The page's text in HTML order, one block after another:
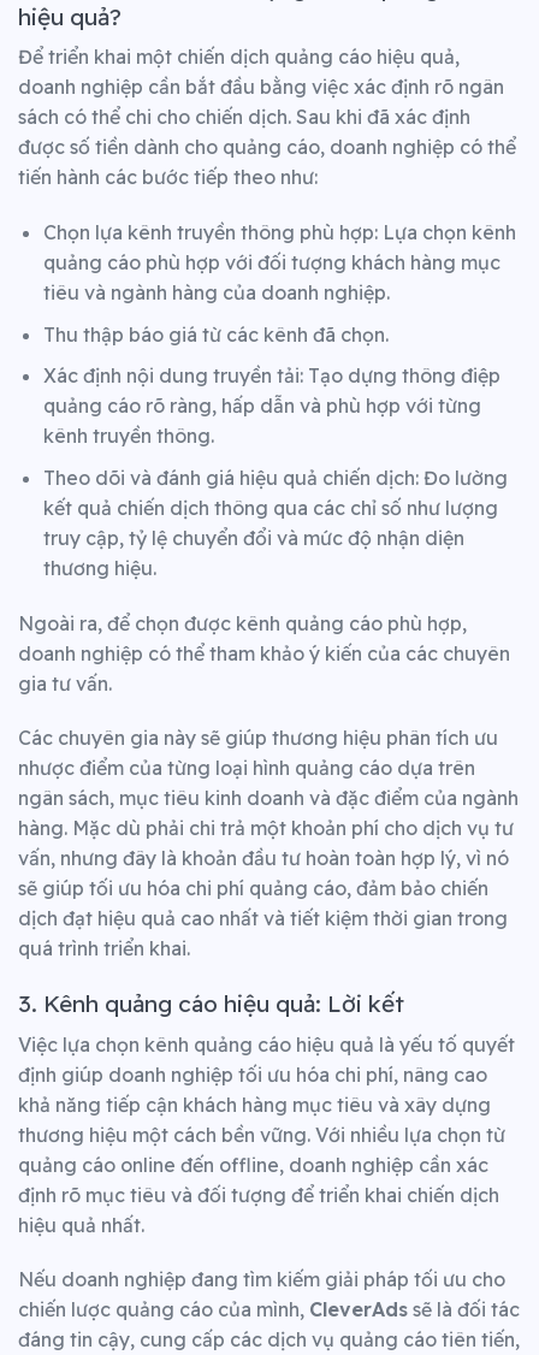
hiệu quả?
Để triển khai một chiến dịch quảng cáo hiệu quả,
doanh nghiệp cần bắt đầu bằng việc xác định rõ ngân
sách có thể chi cho chiến dịch. Sau khi đã xác định
được số tiền dành cho quảng cáo, doanh nghiệp có thể
tiến hành các bước tiếp theo như:
Chọn lựa kênh truyền thông phù hợp: Lựa chọn kênh
quảng cáo phù hợp với đối tượng khách hàng mục
tiêu và ngành hàng của doanh nghiệp.
Thu thập báo giá từ các kênh đã chọn.
Xác định nội dung truyền tải: Tạo dựng thông điệp
quảng cáo rõ ràng, hấp dẫn và phù hợp với từng
kênh truyền thông.
Theo dõi và đánh giá hiệu quả chiến dịch: Đo lường
kết quả chiến dịch thông qua các chỉ số như lượng
truy cập, tỷ lệ chuyển đổi và mức độ nhận diện
thương hiệu.
Ngoài ra, để chọn được kênh quảng cáo phù hợp,
doanh nghiệp có thể tham khảo ý kiến của các chuyên
gia tư vấn.
Các chuyên gia này sẽ giúp thương hiệu phân tích ưu
nhược điểm của từng loại hình quảng cáo dựa trên
ngân sách, mục tiêu kinh doanh và đặc điểm của ngành
hàng. Mặc dù phải chi trả một khoản phí cho dịch vụ tư
vấn, nhưng đây là khoản đầu tư hoàn toàn hợp lý, vì nó
sẽ giúp tối ưu hóa chi phí quảng cáo, đảm bảo chiến
dịch đạt hiệu quả cao nhất và tiết kiệm thời gian trong
quá trình triển khai.
3. Kênh quảng cáo hiệu quả: Lời kết
Việc lựa chọn kênh quảng cáo hiệu quả là yếu tố quyết
định giúp doanh nghiệp tối ưu hóa chi phí, nâng cao
khả năng tiếp cận khách hàng mục tiêu và xây dựng
thương hiệu một cách bền vững. Với nhiều lựa chọn từ
quảng cáo online đến offline, doanh nghiệp cần xác
định rõ mục tiêu và đối tượng để triển khai chiến dịch
hiệu quả nhất.
Nếu doanh nghiệp đang tìm kiếm giải pháp tối ưu cho
chiến lược quảng cáo của mình, CleverAds sẽ là đối tác
đáng tin cậy, cung cấp các dịch vụ quảng cáo tiên tiến,